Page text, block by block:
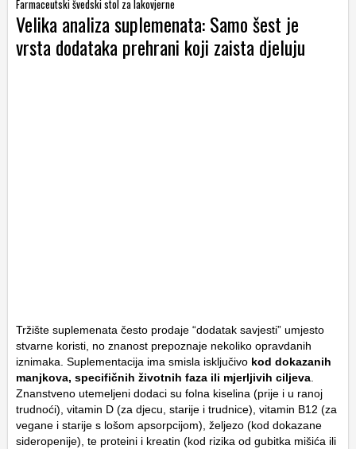
Farmaceutski švedski stol za lakovjerne
Velika analiza suplemenata: Samo šest je
vrsta dodataka prehrani koji zaista djeluju
Tržište suplemenata često prodaje “dodatak savjesti” umjesto
stvarne koristi, no znanost prepoznaje nekoliko opravdanih
iznimaka. Suplementacija ima smisla isključivo kod dokazanih
manjkova, specifičnih životnih faza ili mjerljivih ciljeva.
Znanstveno utemeljeni dodaci su folna kiselina (prije i u ranoj
trudnoći), vitamin D (za djecu, starije i trudnice), vitamin B12 (za
vegane i starije s lošom apsorpcijom), željezo (kod dokazane
sideropenije), te proteini i kreatin (kod rizika od gubitka mišića ili